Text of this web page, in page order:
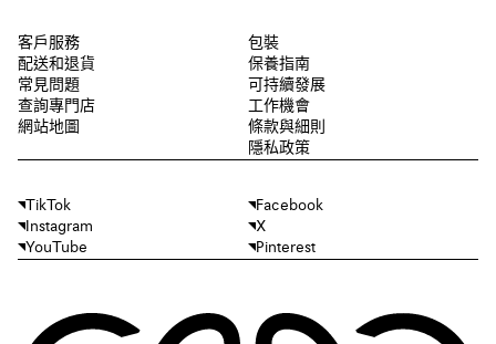
客戶服務
配送和退貨
常見問題
查詢專門店
網站地圖
包裝
保養指南
可持續發展
工作機會
條款與細則
隱私政策
TikTok
Facebook
Instagram
X
YouTube
Pinterest